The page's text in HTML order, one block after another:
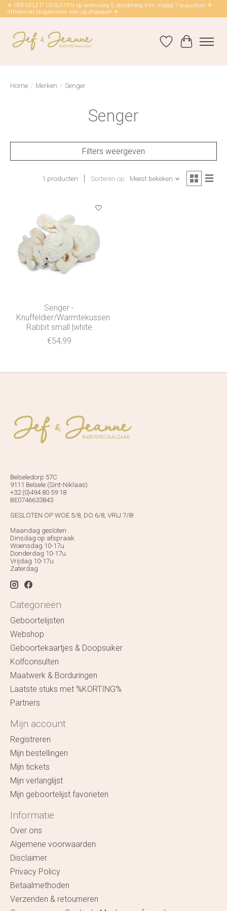
☀ OPEGELET! GESLOTEN op woensdag 5, donderdag 6 en vrijdag 7 augustus! ☀
Afhalen en langskomen kan op afspraak! ☀
Verlanglijst
Home / Merken / Senger
Senger
Filters weergeven
1 producten Sorteren op Meest bekeken
Senger -
Knuffeldier/Warmtekussen
Rabbit small |white
€54,99
Belseledorp 57C
9111 Belsele (Sint-Niklaas)
+32 (0)494 80 59 18
BE0746633843
GESLOTEN OP WOE 5/8, DO 6/8, VRIJ 7/8!
Maandag gesloten
Dinsdag op afspraak
Woensdag 10-17u
Donderdag 10-17u
Vrijdag 10-17u
Zaterdag
Categorieën
Geboortelijsten
Webshop
Geboortekaartjes & Doopsuiker
Kolfconsulten
Maatwerk & Borduringen
Laatste stuks met %KORTING%
Partners
Mijn account
Registreren
Mijn bestellingen
Mijn tickets
Mijn verlanglijst
Mijn geboortelijst favorieten
Informatie
Over ons
Algemene voorwaarden
Disclaimer
Privacy Policy
Betaalmethoden
Verzenden & retourneren